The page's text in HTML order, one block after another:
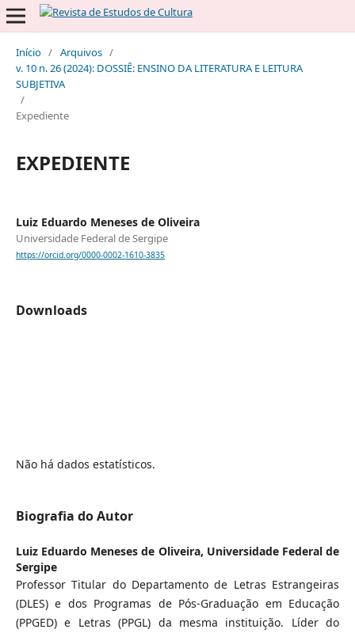
Início / Arquivos /
v. 10 n. 26 (2024): DOSSIÊ: ENSINO DA LITERATURA E LEITURA
SUBJETIVA
/
Expediente
EXPEDIENTE
Luiz Eduardo Meneses de Oliveira
Universidade Federal de Sergipe
https://orcid.org/0000-0002-1610-3835
Downloads
Não há dados estatísticos.
Biografia do Autor
Luiz Eduardo Meneses de Oliveira, Universidade Federal de
Sergipe
Professor Titular do Departamento de Letras Estrangeiras
(DLES) e dos Programas de Pós-Graduação em Educação
(PPGED) e Letras (PPGL) da mesma instituição. Líder do